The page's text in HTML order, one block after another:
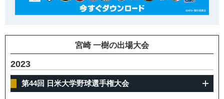
宮崎 一樹の出場大会
2023
第44回 日米大学野球選手権大会